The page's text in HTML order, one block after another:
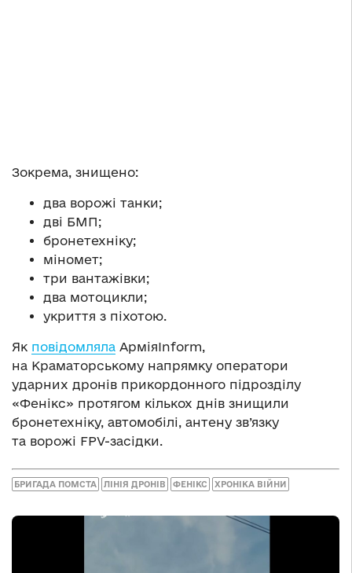
Зокрема, знищено:
два ворожі танки;
дві БМП;
бронетехніку;
міномет;
три вантажівки;
два мотоцикли;
укриття з піхотою.
Як повідомляла АрміяInform,
на Краматорському напрямку оператори
ударних дронів прикордонного підрозділу
«Фенікс» протягом кількох днів знищили
бронетехніку, автомобілі, антену зв’язку
та ворожі FPV-засідки.
БРИГАДА ПОМСТА ЛІНІЯ ДРОНІВ ФЕНІКС ХРОНІКА ВІЙНИ